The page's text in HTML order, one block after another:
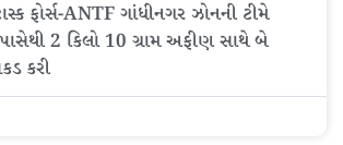
ફોર્સ-ANTF ગાંધીનગર ઝોનની ટીમે
2 કિલો 10 ગ્રામ અફીણ સાથે બે
કરી